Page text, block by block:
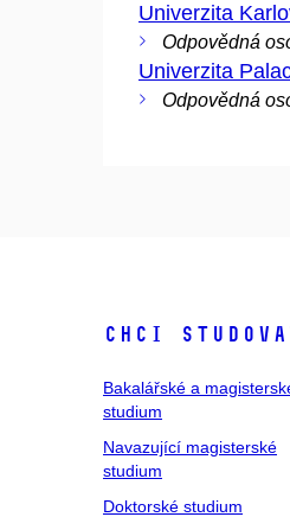
Univerzita
Odpovědná
Univerzita
Odpovědná
Chci
Bakalářské a
studium
Navazující magisterské
studium
Doktorské studium